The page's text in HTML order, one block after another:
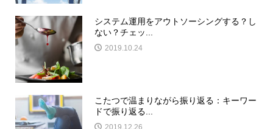
システム運用をアウトソーシングする？し
ない？チェッ...
2019.10.24
こたつで温まりながら振り返る：キーワー
ドで振り返る...
2019.12.26